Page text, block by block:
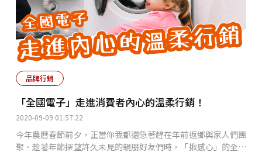
品牌行銷
2020-09-09 01:57:22
「全國電子」走進消費者內心的溫柔行銷！
今年農曆春節前夕，正當你我都還急著趕在年前返鄉與家人們團
聚、趁著年節探望許久未見的親朋好友們時，「揪感心」的全國